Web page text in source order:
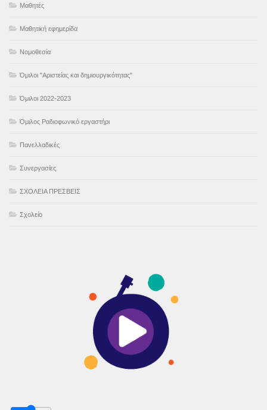
Μαθητές
Μαθητική εφημερίδα
Νομοθεσία
Όμιλοι "Αριστείας και δημιουργικότητας"
Όμιλοι 2022-2023
Όμιλος Ραδιοφωνικό εργαστήρι
Πανελλαδικές
Συνεργασίες
ΣΧΟΛΕΙΑ ΠΡΕΣΒΕΙΣ
Σχολείο